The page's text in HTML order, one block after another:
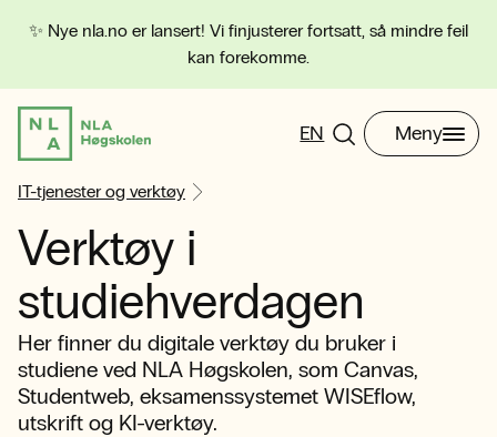
✨ Nye nla.no er lansert! Vi finjusterer fortsatt, så mindre feil
kan forekomme.
EN Meny
IT-tjenester og verktøy
Verktøy i
studiehverdagen
Her finner du digitale verktøy du bruker i
studiene ved NLA Høgskolen, som Canvas,
Studentweb, eksamenssystemet WISEflow,
utskrift og KI-verktøy.